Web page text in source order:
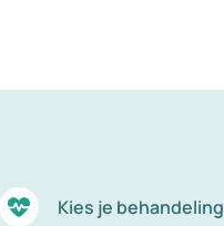
Kies je behandeling